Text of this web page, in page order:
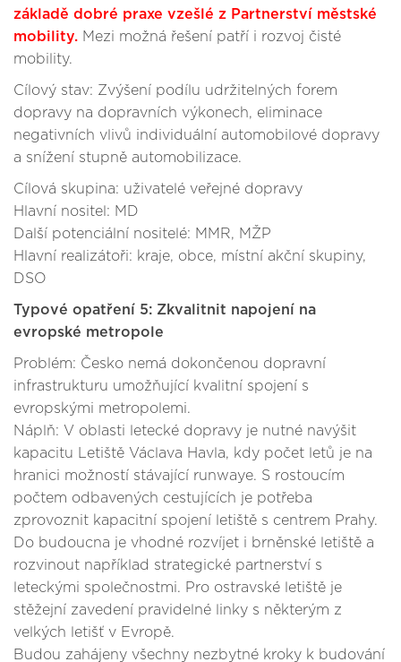
základě dobré praxe vzešlé z Partnerství městské
mobility. Mezi možná řešení patří i rozvoj čisté
mobility.
Cílový stav: Zvýšení podílu udržitelných forem
dopravy na dopravních výkonech, eliminace
negativních vlivů individuální automobilové dopravy
a snížení stupně automobilizace.
Cílová skupina: uživatelé veřejné dopravy
Hlavní nositel: MD
Další potenciální nositelé: MMR, MŽP
Hlavní realizátoři: kraje, obce, místní akční skupiny,
DSO
Typové opatření 5: Zkvalitnit napojení na
evropské metropole
Problém: Česko nemá dokončenou dopravní
infrastrukturu umožňující kvalitní spojení s
evropskými metropolemi.
Náplň: V oblasti letecké dopravy je nutné navýšit
kapacitu Letiště Václava Havla, kdy počet letů je na
hranici možností stávající runwaye. S rostoucím
počtem odbavených cestujících je potřeba
zprovoznit kapacitní spojení letiště s centrem Prahy.
Do budoucna je vhodné rozvíjet i brněnské letiště a
rozvinout například strategické partnerství s
leteckými společnostmi. Pro ostravské letiště je
stěžejní zavedení pravidelné linky s některým z
velkých letišť v Evropě.
Budou zahájeny všechny nezbytné kroky k budování